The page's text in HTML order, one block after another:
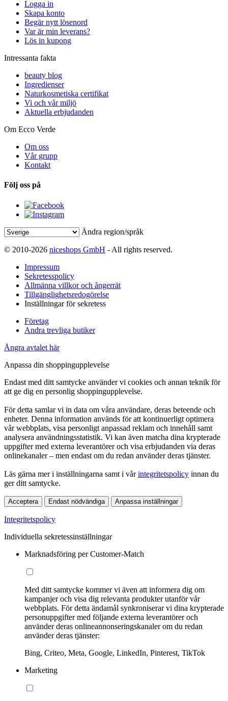
Logga in
Skapa konto
Begär nytt lösenord
Var är min leverans?
Lös in kupong
Intressanta fakta
beauty blog
Ingredienser
Naturkosmetiska certifikat
Vi och vår miljö
Aktuella erbjudanden
Om Ecco Verde
Om oss
Vår grupp
Kontakt
Följ oss på
Ändra region/språk
© 2010-2026 niceshops GmbH - All rights reserved.
Impressum
Sekretesspolicy
Allmänna villkor och ångerrät
Tillgänglighetsredogörelse
Inställningar för sekretess
Företag
Andra trevliga butiker
Ångra avtalet här
Anpassa din shoppingupplevelse
Endast med ditt samtycke använder vi cookies och annan teknik för
att ge dig en personlig shoppingupplevelse.
För detta samlar vi in data om våra användare, deras beteende och
enheter. Denna information används för att kontinuerligt optimera
vår webbplats, visa personligt anpassad reklam och innehåll samt
analysera användningsstatistik. Vi kan även matcha dina krypterade
uppgifter med externa leverantörer och visa erbjudanden via deras
onlinekanaler – men endast om du redan använder deras tjänster.
Läs gärna mer i inställningarna samt i vårintegritetspolicy innan du
ger ditt samtycke.
Acceptera Endast nödvändiga Anpassa inställningar
Integritetspolicy
Individuella sekretessinställningar
Marknadsföring per Customer-Match
Med ditt samtycke kommer vi även att informera dig om
kampanjer och visa dig relevanta produkter utanför vår
webbplats. För detta ändamål synkroniserar vi dina krypterade
personuppgifter med följande externa leverantörer och
använder deras onlineannonseringskanaler om du redan
använder deras tjänster:
Bing, Criteo, Meta, Google, LinkedIn, Pinterest, TikTok
Marketing